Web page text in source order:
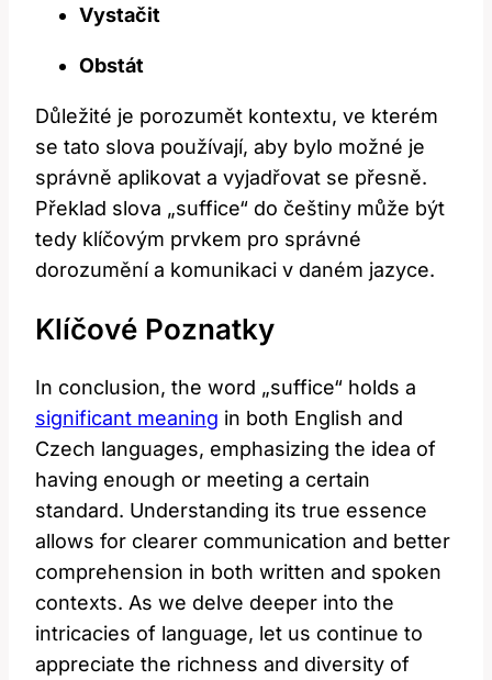
Vystačit
Obstát
Důležité je porozumět kontextu, ve kterém
se tato slova používají, aby bylo možné je
správně aplikovat a vyjadřovat se přesně.
Překlad slova „suffice“ do češtiny může být
tedy klíčovým prvkem pro správné
dorozumění a komunikaci v daném jazyce.
Klíčové Poznatky
In conclusion, the word „suffice“ holds a
significant meaning in both English and
Czech languages, emphasizing the idea of
having enough or meeting a certain
standard. Understanding its true essence
allows for clearer communication and better
comprehension in both written and spoken
contexts. As we delve deeper into the
intricacies of language, let us continue to
appreciate the richness and diversity of